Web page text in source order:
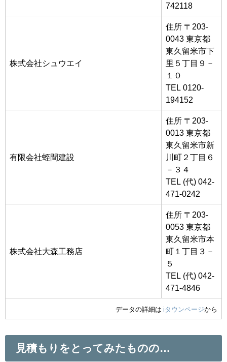
742118
株式会社シュウエイ
住所 〒203-
0043 東京都
東久留米市下
里５丁目９－
１０
TEL 0120-
194152
有限会社蛭間建設
住所 〒203-
0013 東京都
東久留米市新
川町２丁目６
－３４
TEL (代) 042-
471-0242
株式会社大森工務店
住所 〒203-
0053 東京都
東久留米市本
町１丁目３－
５
TEL (代) 042-
471-4846
データの詳細は iタウンページから
見積もりをとってみたものの…